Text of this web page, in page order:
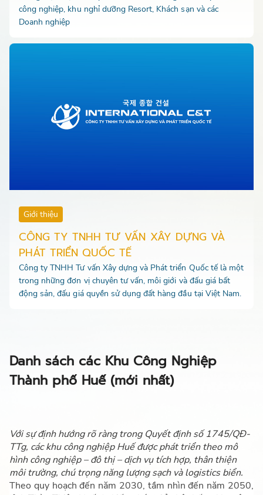
công nghiệp, khu nghỉ dưỡng Resort, Khách sạn và các
Doanh nghiệp
Giới thiệu
CÔNG TY TNHH TƯ VẤN XÂY DỰNG VÀ
PHÁT TRIỂN QUỐC TẾ
Công ty TNHH Tư vấn Xây dựng và Phát triển Quốc tế là một
trong những đơn vị chuyên tư vấn, môi giới và đấu giá bất
động sản, đấu giá quyền sử dụng đất hàng đầu tại Việt Nam.
Danh sách các Khu Công Nghiệp
Thành phố Huế (mới nhất)
Với sự định hướng rõ ràng trong Quyết định số 1745/QĐ-
TTg, các khu công nghiệp Huế được phát triển theo mô
hình công nghiệp – đô thị – dịch vụ tích hợp, thân thiện
môi trường, chú trọng năng lượng sạch và logistics biển.
Theo quy hoạch đến năm 2030, tầm nhìn đến năm 2050,